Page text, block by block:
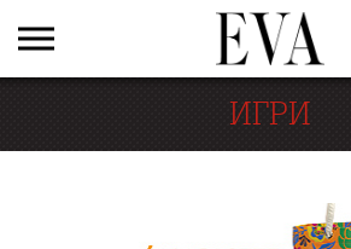
ИГРИ